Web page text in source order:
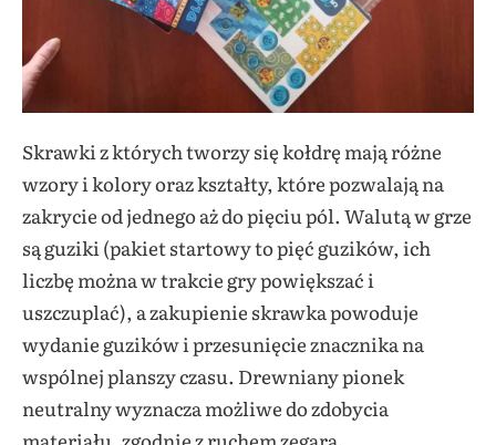
Skrawki z których tworzy się kołdrę mają różne
wzory i kolory oraz kształty, które pozwalają na
zakrycie od jednego aż do pięciu pól. Walutą w grze
są guziki (pakiet startowy to pięć guzików, ich
liczbę można w trakcie gry powiększać i
uszczuplać), a zakupienie skrawka powoduje
wydanie guzików i przesunięcie znacznika na
wspólnej planszy czasu. Drewniany pionek
neutralny wyznacza możliwe do zdobycia